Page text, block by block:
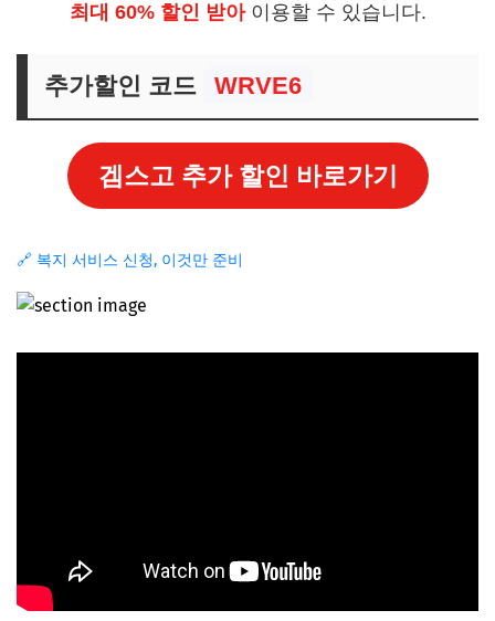
최대 60% 할인 받아이용할 수 있습니다.
추가할인 코드 WRVE6
겜스고 추가 할인 바로가기
🔗 복지 서비스 신청, 이것만 준비